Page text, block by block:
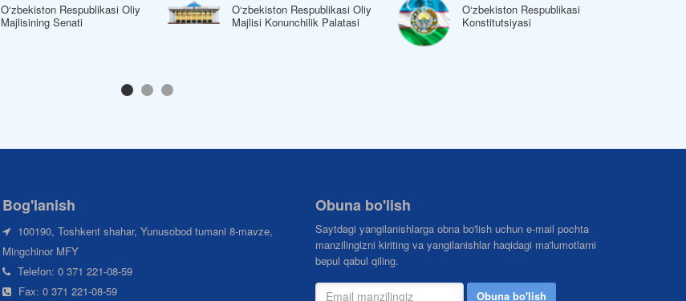
O‘zbekiston Respublikasi Oliy
Majlisining Senati
O‘zbekiston Respublikasi Oliy
Majlisi Konunchilik Palatasi
O‘zbekiston Respublikasi
Konstitutsiyasi
Bog'lanish
100190, Toshkent shahar, Yunusobod tumani 8-mavze,
Mingchinor MFY
Telefon: 0 371 221-08-59
Fax: 0 371 221-08-59
Obuna bo'lish
Saytdagi yangilanishlarga obna bo'lish uchun e-mail pochta
manzilingizni kiriting va yangilanishlar haqidagi ma'lumotlarni
bepul qabul qiling.
Obuna bo'lish